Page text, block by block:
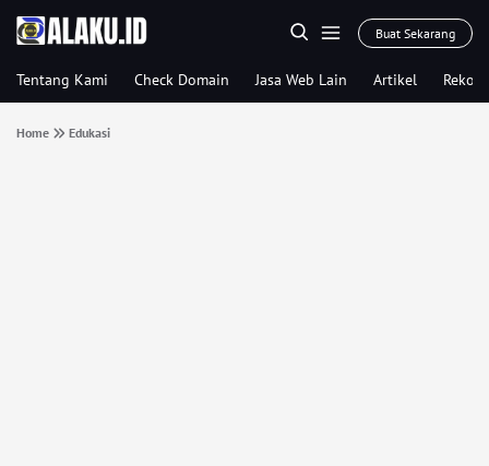
Buat Sekarang
Tentang Kami Check Domain Jasa Web Lain Artikel
Home Edukasi